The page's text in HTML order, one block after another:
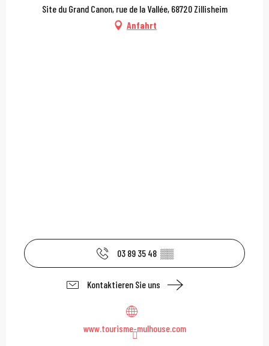
Site du Grand Canon, rue de la Vallée, 68720 Zillisheim
Anfahrt
03 89 35 48 ▒▒
Kontaktieren Sie uns
www.tourisme-mulhouse.com